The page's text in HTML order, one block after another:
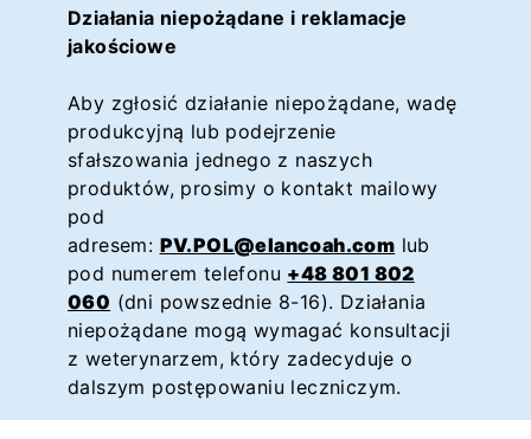
Działania niepożądane i reklamacje
jakościowe
Aby zgłosić działanie niepożądane, wadę
produkcyjną lub podejrzenie
sfałszowania jednego z naszych
produktów, prosimy o kontakt mailowy
pod
adresem: PV.POL@elancoah.com lub
pod numerem telefonu +48 801 802
060 (dni powszednie 8-16). Działania
niepożądane mogą wymagać konsultacji
z weterynarzem, który zadecyduje o
dalszym postępowaniu leczniczym.